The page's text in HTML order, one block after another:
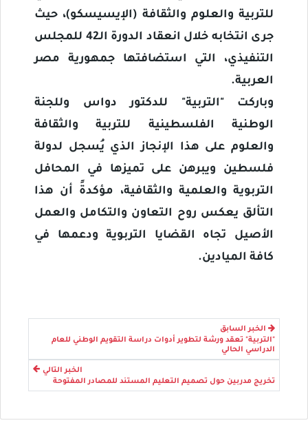
للتربية والعلوم والثقافة (الإيسيسكو)، حيث
جرى انتخابه خلال انعقاد الدورة الـ42 للمجلس
التنفيذي، التي استضافتها جمهورية مصر
العربية.
وباركت "التربية" للدكتور دواس وللجنة
الوطنية الفلسطينية للتربية والثقافة
والعلوم على هذا الإنجاز الذي يُسجل لدولة
فلسطين ويبرهن على تميزها في المحافل
التربوية والعلمية والثقافية، مؤكدةً أن هذا
التألق يعكس روح التعاون والتكامل والعمل
الأصيل تجاه القضايا التربوية ودعمها في
كافة الميادين.
الخبر السابق
"التربية" تعقد ورشة لتطوير أدوات دراسة التقويم الوطني للعام
الدراسي الحالي
الخبر التالي
تخريج مدربين حول تصميم التعليم المستند للمصادر المفتوحة